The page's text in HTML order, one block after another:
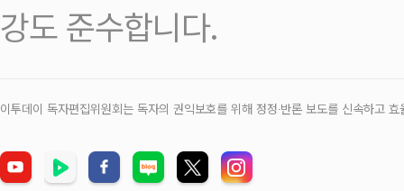
강도 준수합니다.
이투데이 독자편집위원회는 독자의 권익보호를 위해 정정‧반론 보도를 신속하고